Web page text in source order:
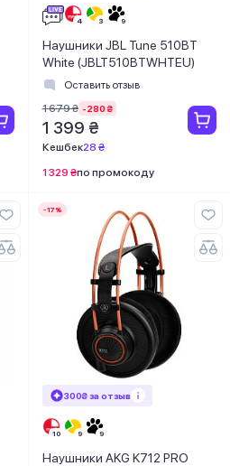
Наушники JBL Tune 510BT
White (JBLT510BTWHTEU)
Оставить отзыв
1 679 ₴ -280 ₴
1 399 ₴
Кешбек28 ₴
1 329 ₴по промокоду
-17%
300₴ за отзыв
Наушники AKG K712 PRO